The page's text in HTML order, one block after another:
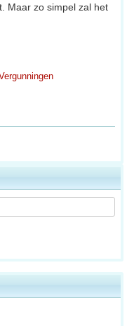
Maar zo simpel zal het